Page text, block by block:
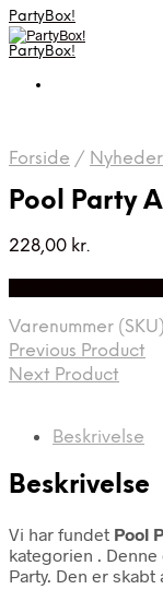
PartyBox!
PartyBox!
Forside / Nyheder
Pool Party
228,00 kr.
Varenummer
Previous Product
Next Product
Beskrivelse
Beskrivelse
Vi har fundet Pool
kategorien .
Party. Den er skabt